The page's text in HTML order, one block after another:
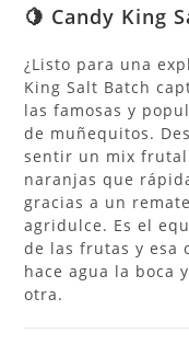
🍋 Candy King
¿Listo para una
King Salt Batch
las famosas y
de muñequitos.
sentir un mix frutal
naranjas que
gracias a un
agridulce. Es el
de las frutas y esa
hace agua la boca
otra.